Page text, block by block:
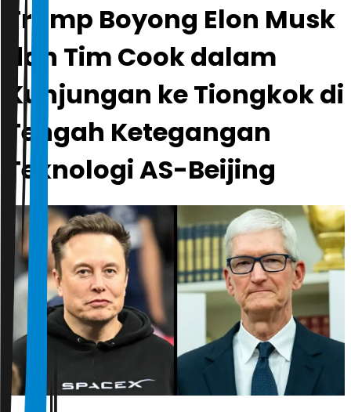
Trump Boyong Elon Musk
dan Tim Cook dalam
Kunjungan ke Tiongkok di
Tengah Ketegangan
Teknologi AS-Beijing